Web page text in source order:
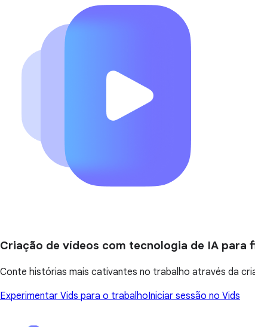
Criação de vídeos com tecnologia de IA para
Conte histórias mais cativantes no trabalho através da
Experimentar Vids para o trabalhoIniciar sessão no Vids